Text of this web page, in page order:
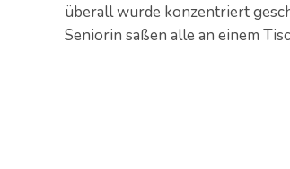
überall wurde konzentriert
Seniorin saßen alle an einem